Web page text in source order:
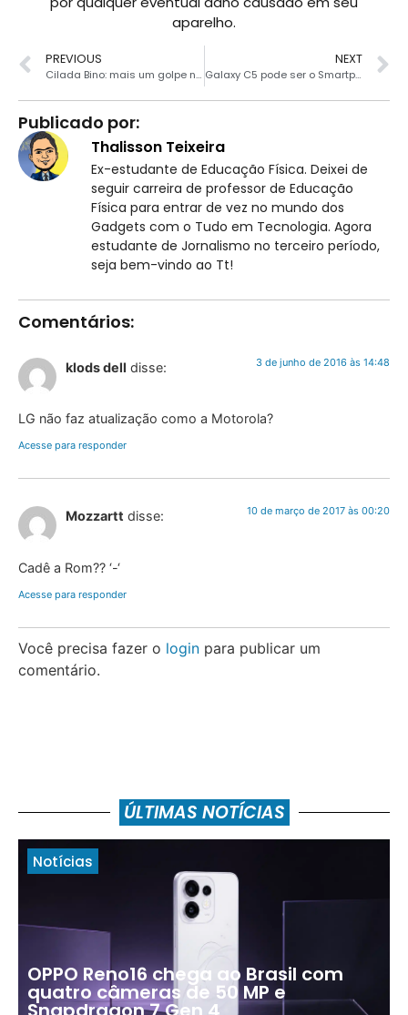
aparelho.
PREVIOUS
Cilada Bino: mais um golpe no WhatsApp
NEXT
Galaxy C5 pode ser o Smartphone com melhor custo-benefício da Samsung
Publicado por:
Thalisson Teixeira
Ex-estudante de Educação Física. Deixei de
seguir carreira de professor de Educação
Física para entrar de vez no mundo dos
Gadgets com o Tudo em Tecnologia. Agora
estudante de Jornalismo no terceiro período,
seja bem-vindo ao Tt!
Comentários:
klods dell disse: 3 de junho de 2016 às 14:48
LG não faz atualização como a Motorola?
Acesse para responder
Mozzartt disse: 10 de março de 2017 às 00:20
Cadê a Rom?? ‘-‘
Acesse para responder
Você precisa fazer o login para publicar um
comentário.
ÚLTIMAS NOTÍCIAS
Notícias
OPPO Reno16 chega ao Brasil com
quatro câmeras de 50 MP e